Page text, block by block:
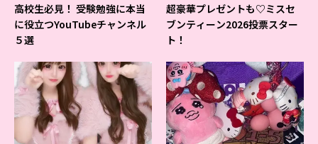
高校生必見！ 受験勉強に本当
に役立つYouTubeチャンネル
５選
超豪華プレゼントも♡ミスセ
ブンティーン2026投票スター
ト！